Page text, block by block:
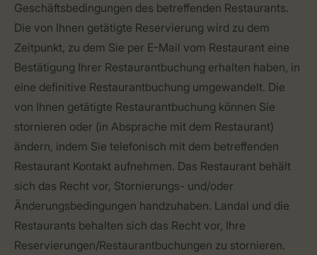
Geschäftsbedingungen des betreffenden Restaurants.
Die von Ihnen getätigte Reservierung wird zu dem
Zeitpunkt, zu dem Sie per E-Mail vom Restaurant eine
Bestätigung Ihrer Restaurantbuchung erhalten haben, in
eine definitive Restaurantbuchung umgewandelt. Die
von Ihnen getätigte Restaurantbuchung können Sie
stornieren oder (in Absprache mit dem Restaurant)
ändern, indem Sie telefonisch mit dem betreffenden
Restaurant Kontakt aufnehmen. Das Restaurant behält
sich das Recht vor, Stornierungs- und/oder
Änderungsbedingungen handzuhaben. Landal und die
Restaurants behalten sich das Recht vor, Ihre
Reservierungen/Restaurantbuchungen zu stornieren.